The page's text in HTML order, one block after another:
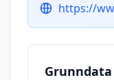
https://
Grunndata